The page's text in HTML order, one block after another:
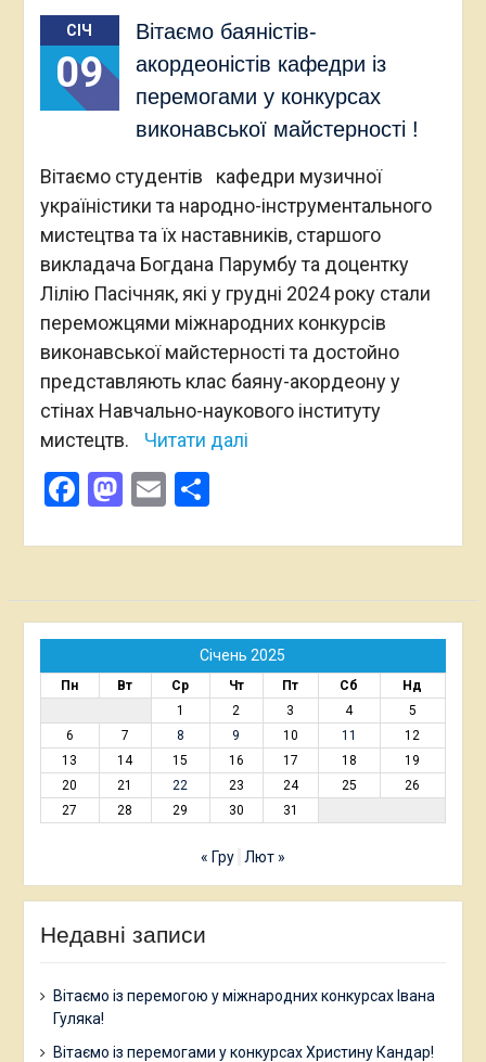
СІЧ
09
Вітаємо баяністів-
акордеоністів кафедри із
перемогами у конкурсах
виконавської майстерності !
Вітаємо студентів кафедри музичної
україністики та народно-інструментального
мистецтва та їх наставників, старшого
викладача Богдана Парумбу та доцентку
Лілію Пасічняк, які у грудні 2024 року стали
переможцями міжнародних конкурсів
виконавської майстерності та достойно
представляють клас баяну-акордеону у
стінах Навчально-наукового інституту
мистецтв.
Читати далі
Facebook
Mastodon
EmailПоділитися
Січень 2025
Пн Вт Ср Чт Пт Сб
Нд
1
2 3 4
5
6
7 8 9 10 11
12
13
14 15 16 17 18
19
20
21 22 23 24 25
26
27
28 29 30 31
« Гру Лют »
Недавні записи
Вітаємо із перемогою у міжнародних конкурсах Івана
Гуляка!
Вітаємо із перемогами у конкурсах Христину Кандар!